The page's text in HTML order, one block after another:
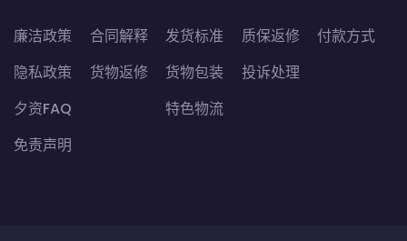
廉洁政策
隐私政策
夕资FAQ
免责声明
合同解释
货物返修
发货标准
货物包装
特色物流
质保返修
投诉处理
付款方式